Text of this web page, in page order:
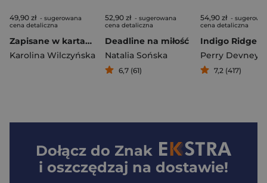
49,90 zł - sugerowana
cena detaliczna
Zapisane w kartach. Więzi
Karolina Wilczyńska
52,90 zł - sugerowana
cena detaliczna
Deadline na miłość
Natalia Sońska
6,7 (61)
54,90 zł -
cena detaliczna
Indigo Ridge
Perry Devney
7,2 (417)
Dołącz do Znak
i oszczędzaj na dostawie!